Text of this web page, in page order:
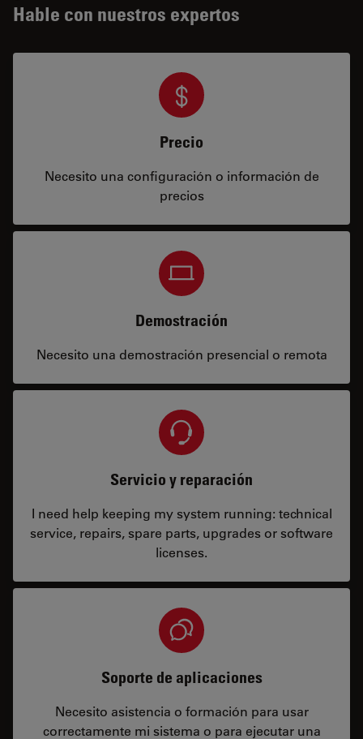
Hable con nuestros expertos
Precio
Necesito una configuración o información de
precios
Demostración
Necesito una demostración presencial o remota
Servicio y reparación
I need help keeping my system running: technical
service, repairs, spare parts, upgrades or software
licenses.
Soporte de aplicaciones
Necesito asistencia o formación para usar
correctamente mi sistema o para ejecutar una